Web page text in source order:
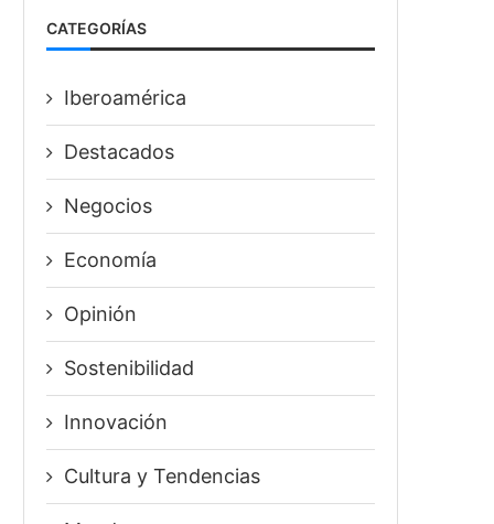
CATEGORÍAS
Iberoamérica
Destacados
Negocios
Economía
Opinión
Sostenibilidad
Innovación
⁠Cultura y Tendencias